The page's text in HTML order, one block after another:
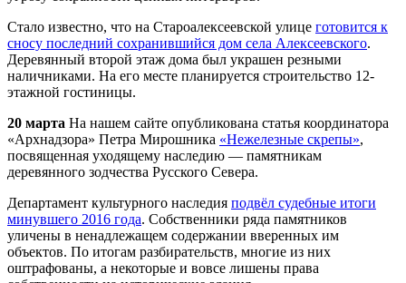
Стало известно, что на Староалексеевской улице готовится к
сносу последний сохранившийся дом села Алексеевского.
Деревянный второй этаж дома был украшен резными
наличниками. На его месте планируется строительство 12-
этажной гостиницы.
20 марта На нашем сайте опубликована статья координатора
«Архнадзора» Петра Мирошника «Нежелезные скрепы»,
посвященная уходящему наследию — памятникам
деревянного зодчества Русского Севера.
Департамент культурного наследия подвёл судебные итоги
минувшего 2016 года. Собственники ряда памятников
уличены в ненадлежащем содержании вверенных им
объектов. По итогам разбирательств, многие из них
оштрафованы, а некоторые и вовсе лишены права